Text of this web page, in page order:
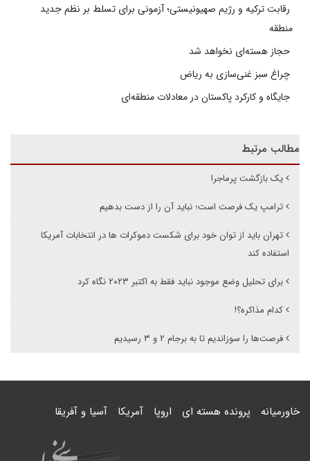
رقابت ترکیه و رژیم صهیونیستی؛ آزمونی برای تسلط بر نظم جدید
منطقه
حجاز هسته‌ای نخواهد شد
چراغ سبز غنی‌سازی به ریاض
جایگاه و کارکرد پاکستان در معادلات منطقه‌ای
مطالب مرتبط
یک بازگشت پر‌ماجرا
ترامپ یک فرصت است؛ نباید آن را از دست بدهیم
تهران باید از توان خود برای شکست دموکرات ها در انتخابات آمریکا
استفاده کند
برای تحلیل وضع موجود نباید فقط به اکتبر ۲۰۲۳ نگاه کرد
کدام مذاکره؟!
فرصت‌ها را سوزاندیم تا به برجام ۲ و ۳ رسیدیم
خاورمیانه پرونده هسته ای اروپا آمریکا آسیا و آفریقا